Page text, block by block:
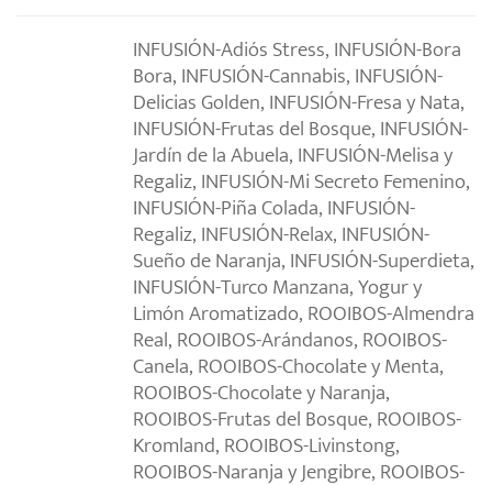
INFUSIÓN-Adiós Stress, INFUSIÓN-Bora
Bora, INFUSIÓN-Cannabis, INFUSIÓN-
Delicias Golden, INFUSIÓN-Fresa y Nata,
INFUSIÓN-Frutas del Bosque, INFUSIÓN-
Jardín de la Abuela, INFUSIÓN-Melisa y
Regaliz, INFUSIÓN-Mi Secreto Femenino,
INFUSIÓN-Piña Colada, INFUSIÓN-
Regaliz, INFUSIÓN-Relax, INFUSIÓN-
Sueño de Naranja, INFUSIÓN-Superdieta,
INFUSIÓN-Turco Manzana, Yogur y
Limón Aromatizado, ROOIBOS-Almendra
Real, ROOIBOS-Arándanos, ROOIBOS-
Canela, ROOIBOS-Chocolate y Menta,
ROOIBOS-Chocolate y Naranja,
ROOIBOS-Frutas del Bosque, ROOIBOS-
Kromland, ROOIBOS-Livinstong,
ROOIBOS-Naranja y Jengibre, ROOIBOS-